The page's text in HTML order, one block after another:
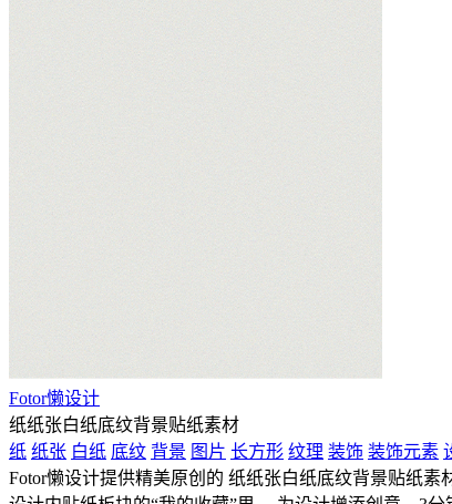
Fotor懒设计
纸纸张白纸底纹背景贴纸素材
纸 纸张 白纸 底纹 背景 图片 长方形 纹理 装饰 装饰元素
Fotor懒设计提供精美原创的 纸纸张白纸底纹背景贴纸素